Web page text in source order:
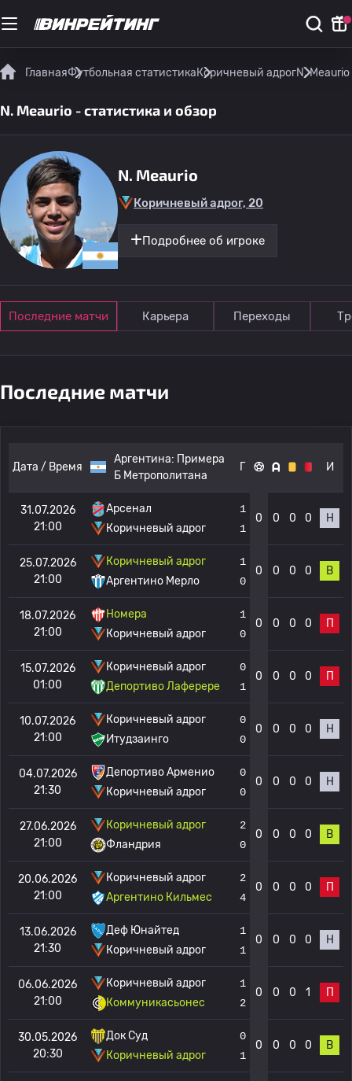
ГлавнаяФутбольная статистикаКоричневый адрогN.
N. Meaurio - статистика и обзор
N. Meaurio
Коричневый адрог, 20
Подробнее об игроке
Последние матчи Карьера Переходы
Последние матчи
Дата / Время
Аргентина: Примера
Б Метрополитана
Г И
31.07.2026
21:00
Арсенал
Коричневый адрог
1
1
0 0 0 0 Н
25.07.2026
21:00
Коричневый адрог
Аргентино Мерло
1
0
0 0 0 0 В
18.07.2026
21:00
Номера
Коричневый адрог
1
0
0 0 0 0 П
15.07.2026
01:00
Коричневый адрог
Депортиво Лаферере
0
1
0 0 0 0 П
10.07.2026
21:00
Коричневый адрог
Итудзаинго
0
0
0 0 0 0 Н
04.07.2026
21:30
Депортиво Арменио
Коричневый адрог
0
0
0 0 0 0 Н
27.06.2026
21:00
Коричневый адрог
Фландрия
2
0
0 0 0 0 В
20.06.2026
21:00
Коричневый адрог
Аргентино Кильмес
2
4
0 0 0 0 П
13.06.2026
21:30
Деф Юнайтед
Коричневый адрог
1
1
0 0 0 0 Н
06.06.2026
21:00
Коричневый адрог
Коммуникасьонес
1
2
0 0 0 1 П
30.05.2026
20:30
Док Суд
Коричневый адрог
0
1
0 0 0 0 В